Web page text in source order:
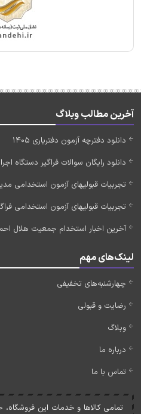
آخرین مطالب وبلاگ
دانلود دفترچه آزمون دفتریاری 1405
دانلود رایگان سوالات فراگیر دستگاه
تجربیات قبولیهای آزمون استخدامی
تجربیات قبولیهای آزمون استخدامی
آخرین اخبار استخدام جمعیت هلال احمر 1405 (به
لینک‌های مهم
چهارشنبه‌های تخفیفی
رضایت و قبولی
وبلاگ
درباره ما
تماس با ما
تمامی کالاها و خدمات اين